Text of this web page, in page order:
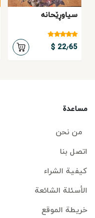
سیاوڕێحانە
22٫65 $
مساعدة
من نحن
اتصل بنا
كيفية الشراء
الأسئلة الشائعة
خريطة الموقع